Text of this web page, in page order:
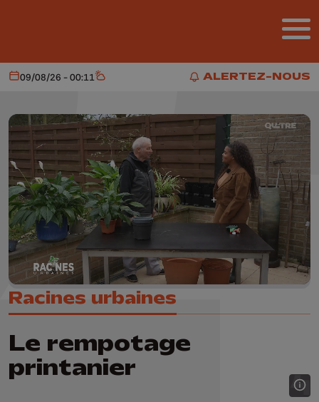
ALERTEZ-NOUS
ALERTEZ-NOUS
Aujourd'hui
09/08/26 - 00:11 Météo
Racines urbaines
Le rempotage
printanier